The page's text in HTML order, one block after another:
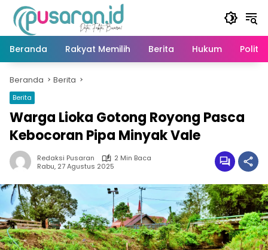
Langsung
konten
Beranda
Rakyat Memilih Berita Hukum Politik
Beranda Berita
Berita
Warga Lioka Gotong Royong Pasca
Kebocoran Pipa Minyak Vale
Redaksi Pusaran
2 Min Baca
Rabu, 27 Agustus 2025